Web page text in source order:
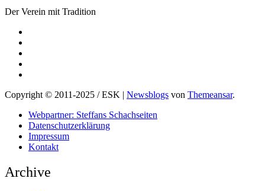
Der Verein mit Tradition
Copyright © 2011-2025 / ESK | Newsblogs von Themeansar.
Webpartner: Steffans Schachseiten
Datenschutzerklärung
Impressum
Kontakt
Archive